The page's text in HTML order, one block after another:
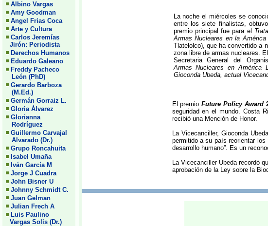
Albino Vargas
Amy Goodman
Angel Frias Coca
Arte y Cultura
Carlos Jeremías
Jirón: Periodista
Derechos Humanos
Eduardo Galeano
Freddy Pacheco
León (PhD)
Gerardo Barboza
(M.Ed.)
Germán Gorraiz L.
Gloria Álvarez
Glorianna
Rodríguez
Guillermo Carvajal
Alvarado (Dr.)
Grupo Roncahuita
Isabel Umaña
Iván García M
Jorge J Cuadra
John Bisner U
Johnny Schmidt C.
Juan Gelman
Julian Frech A
Luis Paulino
Vargas Solis (Dr.)
La noche el miércoles se
entre los siete finalistas,
premio principal fue para el
Armas Nucleares en la
Tlatelolco), que ha convertido a
zona libre de armas nucleares.
Secretaria General del
Armas Nucleares en América
Gioconda Ubeda, actual
El premioFuture Policy Award
seguridad en el mundo. Costa
recibió una Mención de Honor.
La Vicecanciller, Gioconda
permitido a su país reorientar
desarrollo humano”. Es un
La Vicecanciller Ubeda recordó
aprobación de la Ley sobre la